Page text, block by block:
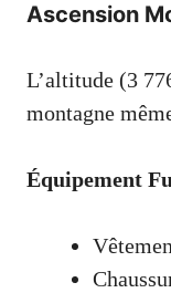
Ascension
L’altitude (3
montagne
Équipement